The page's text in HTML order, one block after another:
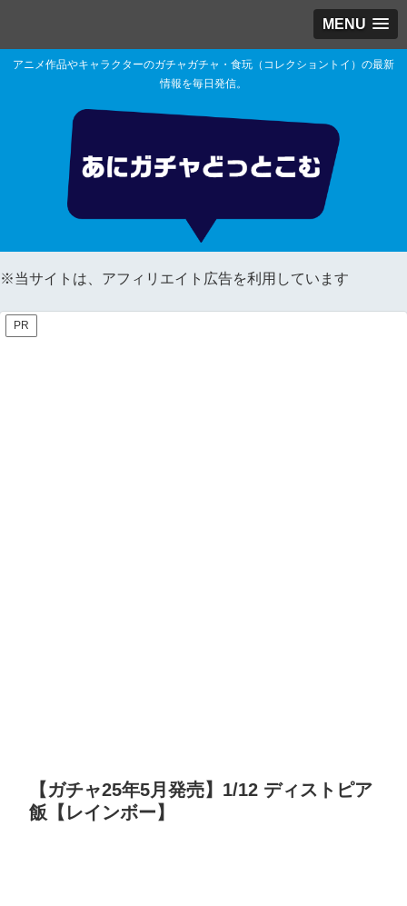
MENU
アニメ作品やキャラクターのガチャガチャ・食玩（コレクショントイ）の最新
情報を毎日発信。
※当サイトは、アフィリエイト広告を利用しています
PR
【ガチャ25年5月発売】1/12 ディストピア
飯【レインボー】